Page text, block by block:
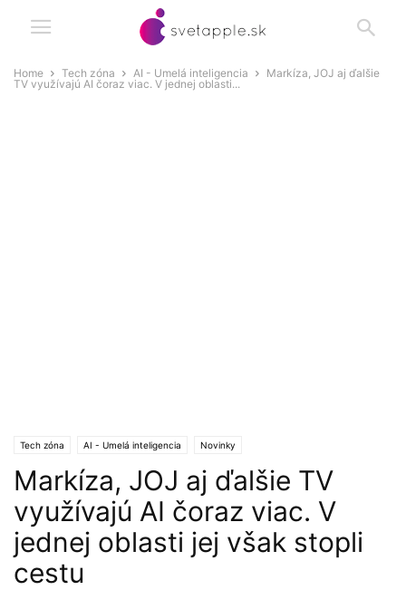
Home Tech zóna AI - Umelá inteligencia
Markíza, JOJ aj ďalšie
TV využívajú AI čoraz viac. V jednej oblasti...
Tech zóna AI - Umelá inteligencia Novinky
Markíza, JOJ aj ďalšie TV
využívajú AI čoraz viac. V
jednej oblasti jej však stopli
cestu